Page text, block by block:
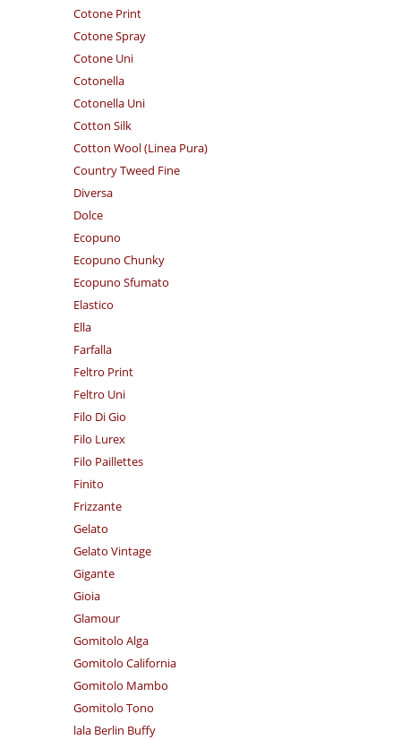
Cotone Print
Cotone Spray
Cotone Uni
Cotonella
Cotonella Uni
Cotton Silk
Cotton Wool (Linea Pura)
Country Tweed Fine
Diversa
Dolce
Ecopuno
Ecopuno Chunky
Ecopuno Sfumato
Elastico
Ella
Farfalla
Feltro Print
Feltro Uni
Filo Di Gio
Filo Lurex
Filo Paillettes
Finito
Frizzante
Gelato
Gelato Vintage
Gigante
Gioia
Glamour
Gomitolo Alga
Gomitolo California
Gomitolo Mambo
Gomitolo Tono
lala Berlin Buffy